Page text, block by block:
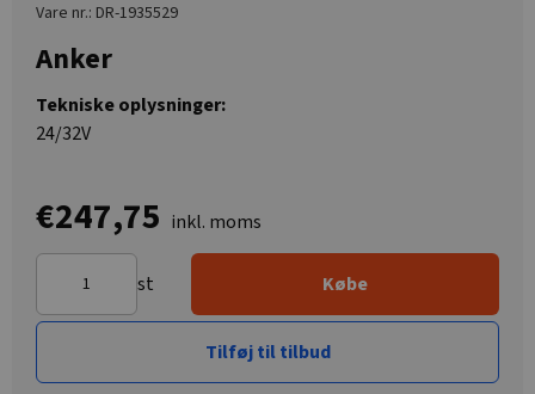
Vare nr.: DR-1935529
Anker
Tekniske oplysninger:
24/32V
€247,75 inkl. moms
st Købe
Tilføj til tilbud